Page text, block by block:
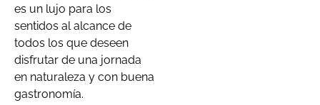
es un lujo para los
sentidos al alcance de
todos los que deseen
disfrutar de una jornada
en naturaleza y con buena
gastronomía.